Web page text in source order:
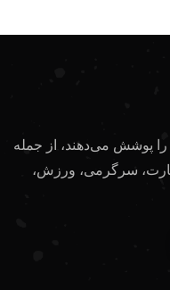
پوشش می‌دهند، از جمله
سرگرمی، ورزش،